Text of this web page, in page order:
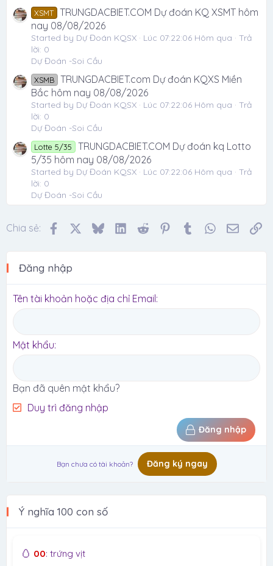
XSMT TRUNGDACBIET.COM Dự đoán KQ XSMT hôm
nay 08/08/2026
Started by Dự Đoán KQSX Lúc 07:22:06 Hôm qua
Trả
lời: 0
Dự Đoán -Soi Cầu
XSMB
TRUNGDACBIET.com Dự đoán KQXS Miền
Bắc hôm nay 08/08/2026
Started by Dự Đoán KQSX Lúc 07:22:06 Hôm qua
Trả
lời: 0
Dự Đoán -Soi Cầu
Lotte 5/35
TRUNGDACBIET.COM Dự đoán kq Lotto
5/35 hôm nay 08/08/2026
Started by Dự Đoán KQSX Lúc 07:22:06 Hôm qua
Trả
lời: 0
Dự Đoán -Soi Cầu
Chia sẻ: FacebookBlueskyLinkedIn
Reddit Pinterest
Tumblr WhatsApp
Email
Đăng nhập
Tên tài khoản hoặc địa chỉ Email
Mật khẩu
Bạn đã quên mật khẩu?
Duy trì đăng nhập
Đăng nhập
Bạn chưa có tài khoản? Đăng ký ngay
Ý nghĩa 100 con số
🥚 00: trứng vịt